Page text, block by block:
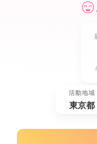
活動地域
東京都